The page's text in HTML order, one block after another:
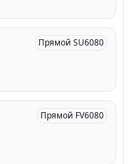
Прямой SU6080
Прямой FV6080